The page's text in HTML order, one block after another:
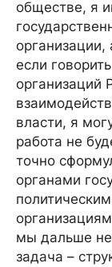
обществе, я
если
организаций
власти, я
работа не
точно
органами
мы дальше не
задача –